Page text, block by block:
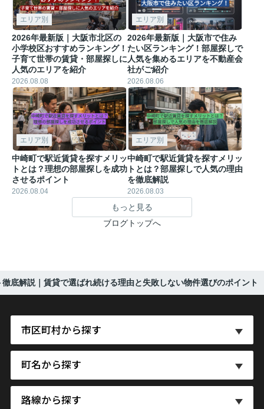
エリア別
2026年最新版｜大阪市北区の
小学校区おすすめランキング！
子育て世帯の賃貸・部屋探しに
人気のエリアを紹介
2026.08.08
エリア別
2026年最新版｜大阪市で住み
たい区ランキング！部屋探しで
人気を集めるエリアを不動産会
社がご紹介
2026.08.06
エリア別
中崎町で駅近賃貸を探すメリッ
トとは？理想の部屋探しを成功
させるポイント
2026.08.04
エリア別
中崎町で駅近賃貸を探すメリッ
トとは？部屋探しで人気の理由
を徹底解説
2026.08.03
もっと見る
ブログトップへ
底解説｜賃貸で選ばれ続ける理由と失敗しない物件選びのポイント
市区町村から探す
町名から探す
路線から探す